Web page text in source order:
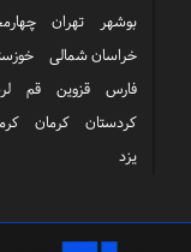
بوشهر
تهران
خراسان شمالی
فارس
قزوین قم
کردستان
کرمان
یزد